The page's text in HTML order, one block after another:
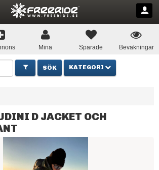
Mina Sparade Bevakningar
KATEGORI
D JACKET OCH